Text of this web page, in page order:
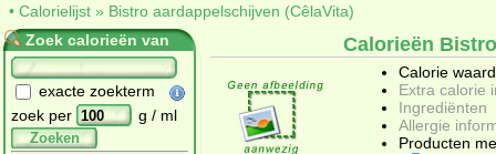
• Calorielijst » Bistro aardappelschijven (CêlaVita)
Zoek calorieën van
exacte zoekterm
zoek per
g / ml
Zoeken
Calorieën
Calorie
Extra calorie
Ingrediënten
Allergie
Producten